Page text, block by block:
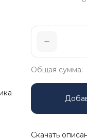
Общая сумма:
Скачать